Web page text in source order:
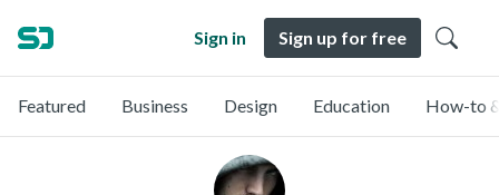
Sign in Sign up for free
Featured Business Design Education How-to